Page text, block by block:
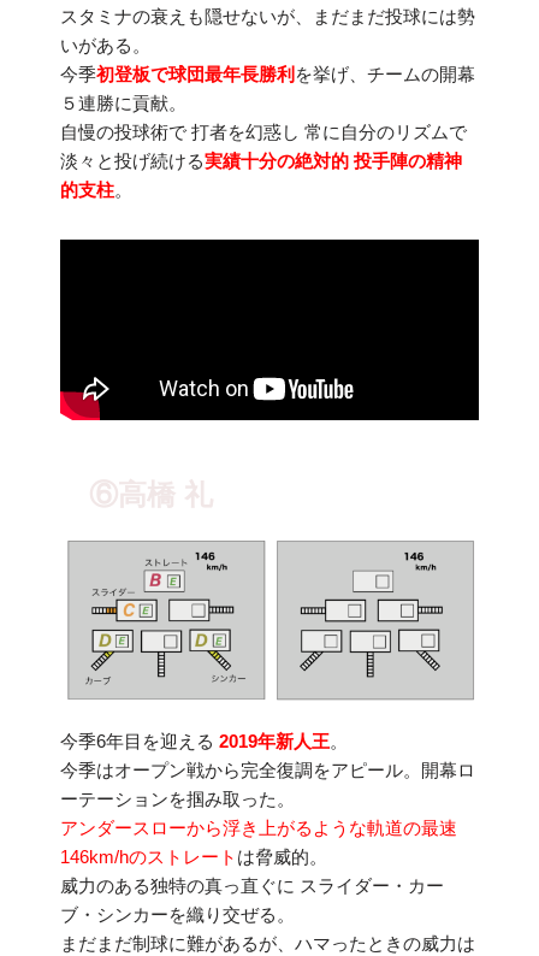
スタミナの衰えも隠せないが、まだまだ投球には勢
いがある。
今季初登板で球団最年長勝利 を挙げ、チームの開幕
５連勝に貢献。
自慢の投球術で 打者を幻惑し 常に自分のリズムで
淡々と投げ続ける実績十分の絶対的 投手陣の精神
的支柱。
⑥高橋 礼
今季6年目を迎える 2019年新人王。
今季はオープン戦から完全復調をアピール。開幕ロ
ーテーションを掴み取った。
アンダースローから浮き上がるような軌道の最速
146km/hのストレート は脅威的。
威力のある独特の真っ直ぐに スライダー・カー
ブ・シンカーを織り交ぜる。
まだまだ制球に難があるが、ハマったときの威力は